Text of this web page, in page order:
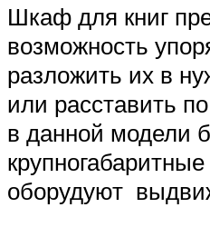
Шкаф для книг
возможность
разложить их в
или расставить
в данной модели
оборудуют